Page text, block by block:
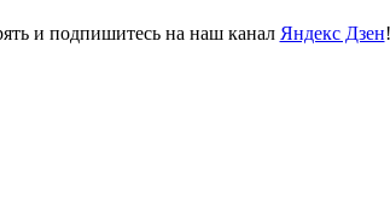
и подпишитесь на наш канал Яндекс Дзен!